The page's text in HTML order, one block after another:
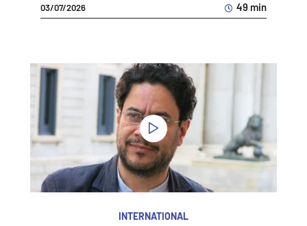
03/07/2026 49 min
INTERNATIONAL